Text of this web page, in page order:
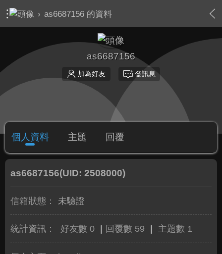
› as6687156 的資料
as6687156
加為好友 發訊息
個人資料 主題 回覆
as6687156(UID: 2508000)
信箱狀態： 未驗證
統計資訊： 好友數 0 回覆數 59 主題數 1